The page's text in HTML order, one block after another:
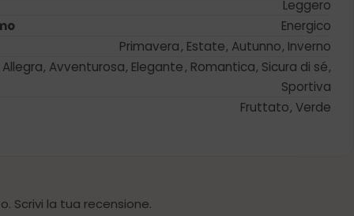
Leggero
Energico
Primavera, Estate, Autunno, Inverno
Allegra, Avventurosa, Elegante, Romantica, Sicura di sé,
Sportiva
Fruttato, Verde
Scrivi la tua recensione.